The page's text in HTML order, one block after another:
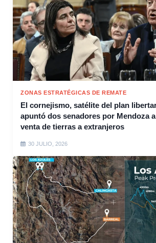
ZONAS ESTRATÉGICAS DE REMATE
El cornejismo, satélite del plan
apuntó dos senadores por Mendoza
venta de tierras a extranjeros
30 JULIO, 2026